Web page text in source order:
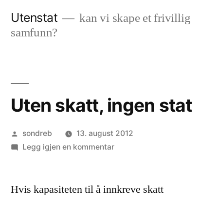
Utenstat
kan vi skape et frivillig
samfunn?
Uten skatt, ingen stat
Publisert
av
sondreb
13. august 2012
Legg igjen en kommentartil
ingen
Hvis kapasiteten til å innkreve skatt